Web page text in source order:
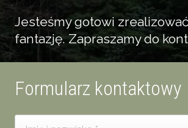
Jesteśmy gotowi
fantazję. Zapraszamy do
Formularz kontaktowy